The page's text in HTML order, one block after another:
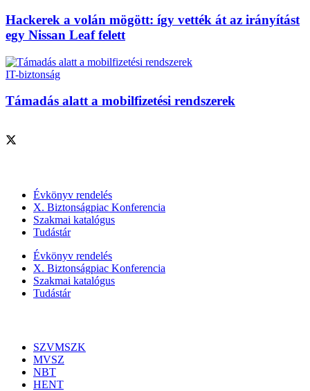
Hackerek a volán mögött: így vették át az irányítást
egy Nissan Leaf felett
IT-biztonság
Támadás alatt a mobilfizetési rendszerek
Évkönyv rendelés
X. Biztonságpiac Konferencia
Szakmai katalógus
Tudástár
Évkönyv rendelés
X. Biztonságpiac Konferencia
Szakmai katalógus
Tudástár
SZVMSZK
MVSZ
NBT
HENT